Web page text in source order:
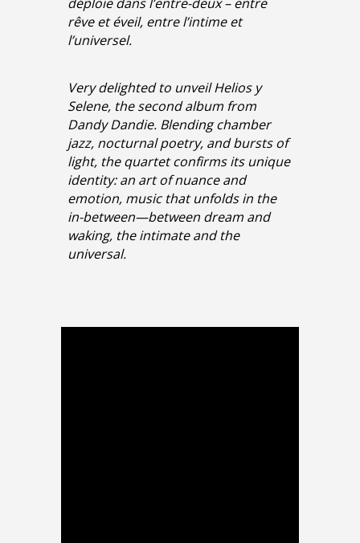
rêve et éveil, entre l’intime et
l’universel.
Very delighted to unveil Helios y
Selene, the second album from
Dandy Dandie. Blending chamber
jazz, nocturnal poetry, and bursts of
light, the quartet confirms its unique
identity: an art of nuance and
emotion, music that unfolds in the
in-between—between dream and
waking, the intimate and the
universal.